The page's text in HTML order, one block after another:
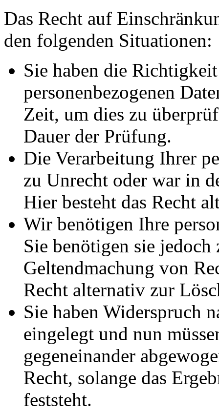
Das Recht auf
den folgenden Situationen:
Sie haben die
personenbezogenen
Zeit, um dies zu
Dauer der Prüfung.
Die Verarbeitung Ihrer
zu Unrecht oder war in
Hier besteht das Recht
Wir benötigen Ihre
Sie benötigen sie
Geltendmachung von
Recht alternativ zur
Sie haben Widerspruch
eingelegt und nun
gegeneinander
Recht, solange das
feststeht.